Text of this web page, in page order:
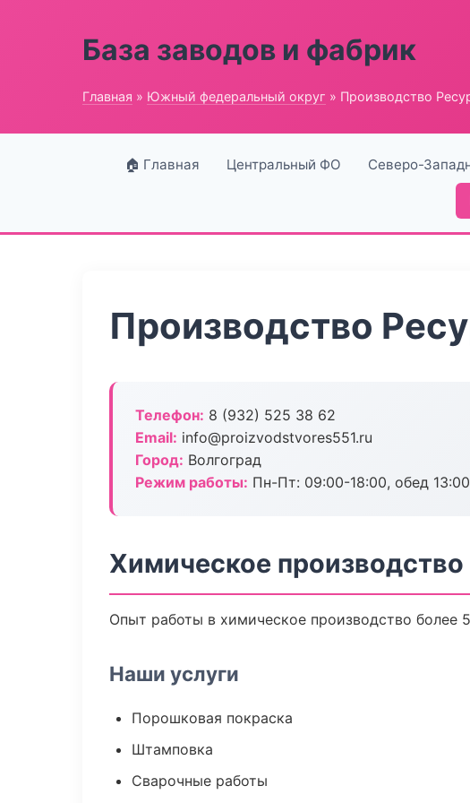
База заводов и фабрик
Главная » Южный федеральный округ » Производство
🏠 Главная Центральный ФО Северо-
Производство
Телефон: 8 (932) 525 38 62
Email: info@proizvodstvores551.ru
Город: Волгоград
Режим работы: Пн-Пт: 09:00-18:00, обед
Химическое производство
Опыт работы в химическое производство более
Наши услуги
Порошковая покраска
Штамповка
Сварочные работы